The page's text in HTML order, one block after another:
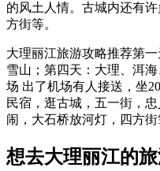
的风土人情。古城内还有
方街等。
大理丽江旅游攻略推荐第
雪山；第四天：大理、洱
场 出了机场有人接送，坐
民宿，逛古城，五一街，
闹，大石桥放河灯，四方街
想去大理丽江的